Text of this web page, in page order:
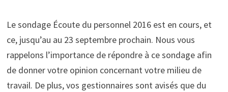
Le sondage Écoute du personnel 2016 est en cours, et
ce, jusqu’au au 23 septembre prochain. Nous vous
rappelons l’importance de répondre à ce sondage afin
de donner votre opinion concernant votre milieu de
travail. De plus, vos gestionnaires sont avisés que du